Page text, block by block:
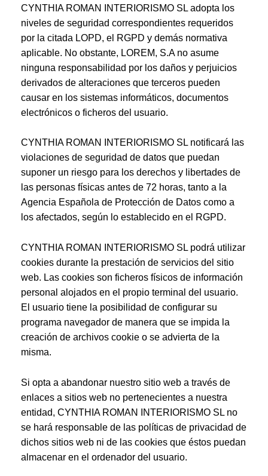
CYNTHIA ROMAN INTERIORISMO SL adopta los
niveles de seguridad correspondientes requeridos
por la citada LOPD, el RGPD y demás normativa
aplicable. No obstante, LOREM, S.A no asume
ninguna responsabilidad por los daños y perjuicios
derivados de alteraciones que terceros pueden
causar en los sistemas informáticos, documentos
electrónicos o ficheros del usuario.
CYNTHIA ROMAN INTERIORISMO SL notificará las
violaciones de seguridad de datos que puedan
suponer un riesgo para los derechos y libertades de
las personas físicas antes de 72 horas, tanto a la
Agencia Española de Protección de Datos como a
los afectados, según lo establecido en el RGPD.
CYNTHIA ROMAN INTERIORISMO SL podrá utilizar
cookies durante la prestación de servicios del sitio
web. Las cookies son ficheros físicos de información
personal alojados en el propio terminal del usuario.
El usuario tiene la posibilidad de configurar su
programa navegador de manera que se impida la
creación de archivos cookie o se advierta de la
misma.
Si opta a abandonar nuestro sitio web a través de
enlaces a sitios web no pertenecientes a nuestra
entidad, CYNTHIA ROMAN INTERIORISMO SL no
se hará responsable de las políticas de privacidad de
dichos sitios web ni de las cookies que éstos puedan
almacenar en el ordenador del usuario.